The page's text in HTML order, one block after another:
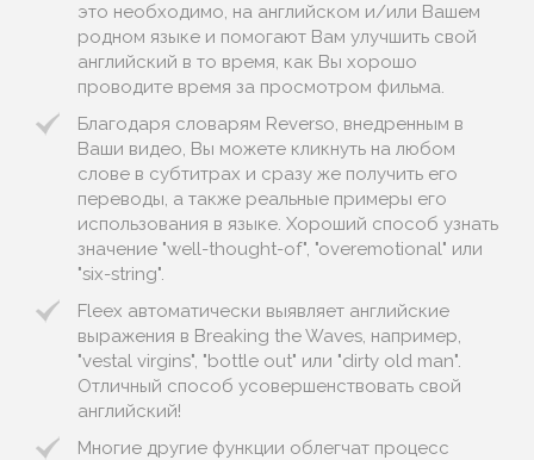
это необходимо, на английском и/или Вашем
родном языке и помогают Вам улучшить свой
английский в то время, как Вы хорошо
проводите время за просмотром фильма.
Благодаря словарям Reverso, внедренным в
Ваши видео, Вы можете кликнуть на любом
слове в субтитрах и сразу же получить его
переводы, а также реальные примеры его
использования в языке. Хороший способ узнать
значение "well-thought-of", "overemotional" или
"six-string".
Fleex автоматически выявляет английские
выражения в Breaking the Waves, например,
"vestal virgins", "bottle out" или "dirty old man".
Отличный способ усовершенствовать свой
английский!
Многие другие функции облегчат процесс